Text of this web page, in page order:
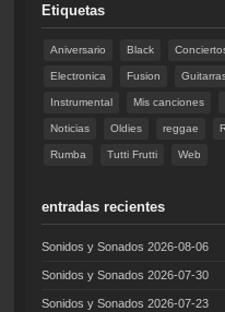
Etiquetas
Aniversario Black
Electronica Fusion
Instrumental Mis canciones
Noticias Oldies reggae
Rumba Tutti Frutti Web
entradas recientes
Sonidos y Sonados 2026-08-06
Sonidos y Sonados 2026-07-30
Sonidos y Sonados 2026-07-23